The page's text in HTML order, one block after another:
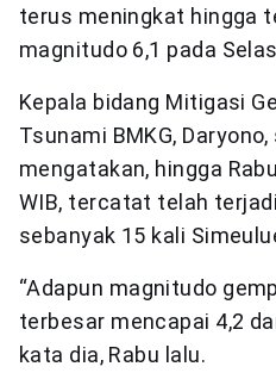
terus meningkat hingga
magnitudo 6,1 pada
Kepala bidang Mitigasi
Tsunami BMKG,
mengatakan, hingga
WIB, tercatat telah
sebanyak 15 kali
“Adapun magnitudo
terbesar mencapai 4,2
kata dia, Rabu lalu.